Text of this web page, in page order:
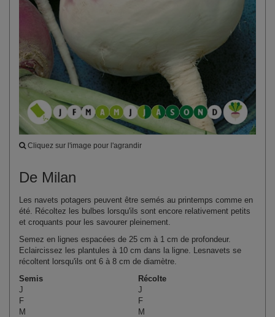
Cliquez sur l'image pour l'agrandir
De Milan
Les navets potagers peuvent être semés au printemps comme en
été. Récoltez les bulbes lorsqu'ils sont encore relativement petits
et croquants pour les savourer pleinement.
Semez en lignes espacées de 25 cm à 1 cm de profondeur.
Eclaircissez les plantules à 10 cm dans la ligne. Lesnavets se
récoltent lorsqu'ils ont 6 à 8 cm de diamètre.
Semis
Récolte
J
J
F
F
M
M